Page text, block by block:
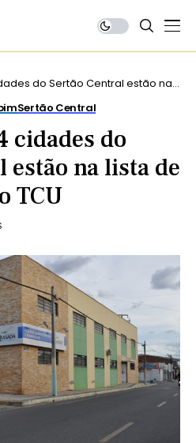
do Sertão Central estão na
Sertão Central
cidades do
estão na lista de
TCU